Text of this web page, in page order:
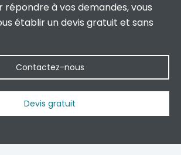
répondre à vos demandes, vous
établir un devis gratuit et sans
Contactez-nous
Devis gratuit